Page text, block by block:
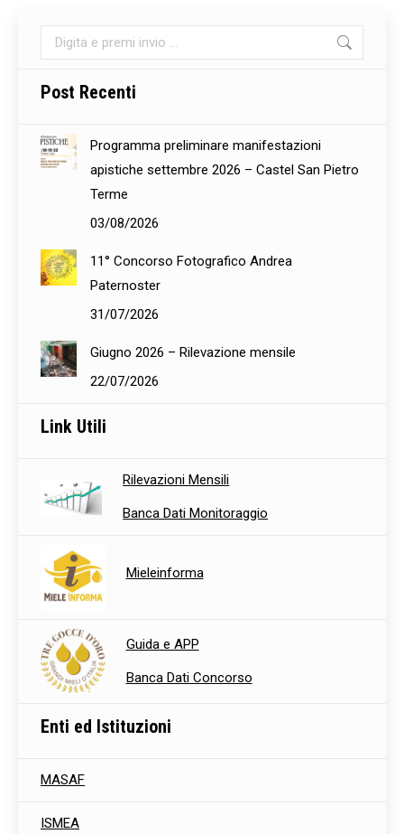
Cerca:
Post Recenti
Programma preliminare manifestazioni
apistiche settembre 2026 – Castel San Pietro
Terme
03/08/2026
11° Concorso Fotografico Andrea
Paternoster
31/07/2026
Giugno 2026 – Rilevazione mensile
22/07/2026
Link Utili
Rilevazioni Mensili
Banca Dati Monitoraggio
Mieleinforma
Guida e APP
Banca Dati Concorso
Enti ed Istituzioni
MASAF
ISMEA